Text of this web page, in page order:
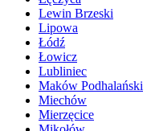
Lewin Brzeski
Lipowa
Łódź
Łowicz
Lubliniec
Maków Podhalański
Miechów
Mierzęcice